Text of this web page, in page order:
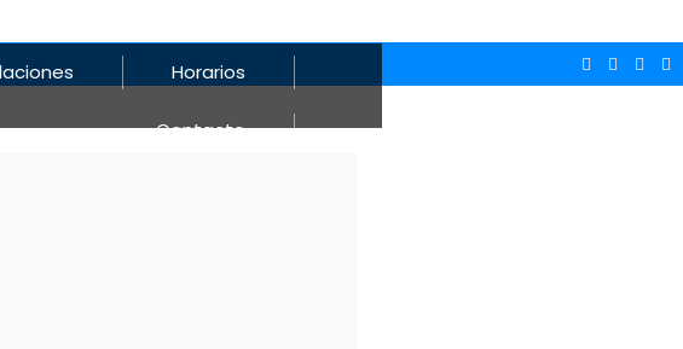
Horarios
Contacto